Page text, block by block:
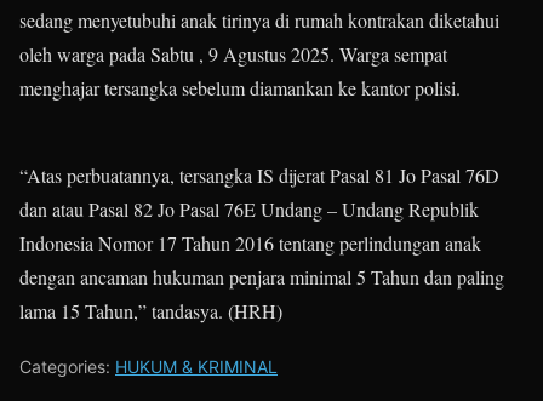
sedang menyetubuhi anak tirinya di rumah kontrakan diketahui
oleh warga pada Sabtu , 9 Agustus 2025. Warga sempat
menghajar tersangka sebelum diamankan ke kantor polisi.
“Atas perbuatannya, tersangka IS dijerat Pasal 81 Jo Pasal 76D
dan atau Pasal 82 Jo Pasal 76E Undang – Undang Republik
Indonesia Nomor 17 Tahun 2016 tentang perlindungan anak
dengan ancaman hukuman penjara minimal 5 Tahun dan paling
lama 15 Tahun,” tandasya. (HRH)
Categories: HUKUM & KRIMINAL